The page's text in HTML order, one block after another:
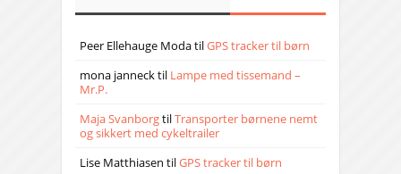
Peer Ellehauge ModatilGPS tracker til børn
mona jannecktil Lampe med tissemand –
Mr.P.
Maja SvanborgtilTransporter børnene nemt
og sikkert med cykeltrailer
Lise Matthiasen tilGPS tracker til børn